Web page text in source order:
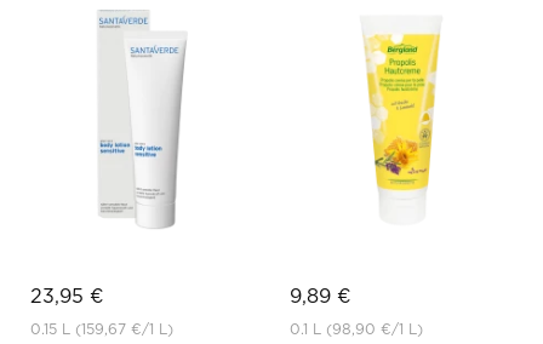
23,95 €
0.15 L (159,67 €/1 L)
9,89 €
0.1 L (98,90 €/1 L)